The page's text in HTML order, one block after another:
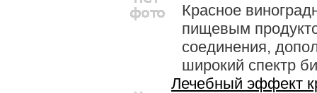
Красное
пищевым
соединения,
широкий спектр
Лечебный эффект